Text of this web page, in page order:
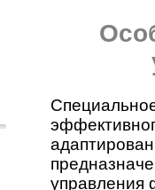
управления